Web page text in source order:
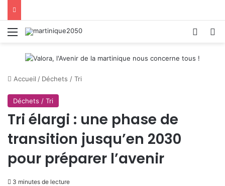
Menu
Accueil / Déchets / Tri
Déchets / Tri
Tri élargi : une phase de
transition jusqu’en 2030
pour préparer l’avenir
3 minutes de lecture